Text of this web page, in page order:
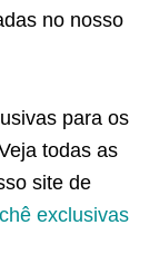
no nosso
para os
todas as
site de
exclusivas